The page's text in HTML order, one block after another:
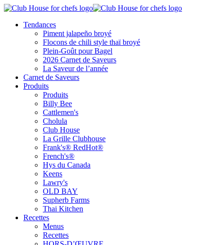
Tendances
Piment jalapeño broyé
Flocons de chili style thaï broyé
Plein-Goût pour Bagel
2026 Carnet de Saveurs
La Saveur de l’année
Carnet de Saveurs
Produits
Produits
Billy Bee
Cattlemen's
Cholula
Club House
La Grille Clubhouse
Frank's® RedHot®
French's®
Hys du Canada
Keens
Lawry's
OLD BAY
Supherb Farms
Thai Kitchen
Recettes
Menus
Recettes